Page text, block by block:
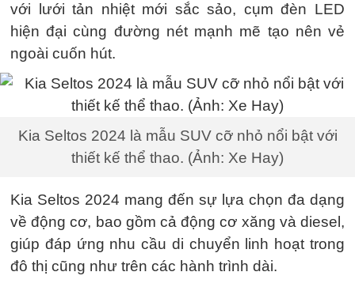
với lưới tản nhiệt mới sắc sảo, cụm đèn LED
hiện đại cùng đường nét mạnh mẽ tạo nên vẻ
ngoài cuốn hút.
Kia Seltos 2024 là mẫu SUV cỡ nhỏ nổi bật với
thiết kế thể thao. (Ảnh: Xe Hay)
Kia Seltos 2024 mang đến sự lựa chọn đa dạng
về động cơ, bao gồm cả động cơ xăng và diesel,
giúp đáp ứng nhu cầu di chuyển linh hoạt trong
đô thị cũng như trên các hành trình dài.